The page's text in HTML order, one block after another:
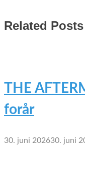
Related Posts
THE
forår
30. juni 202630. juni